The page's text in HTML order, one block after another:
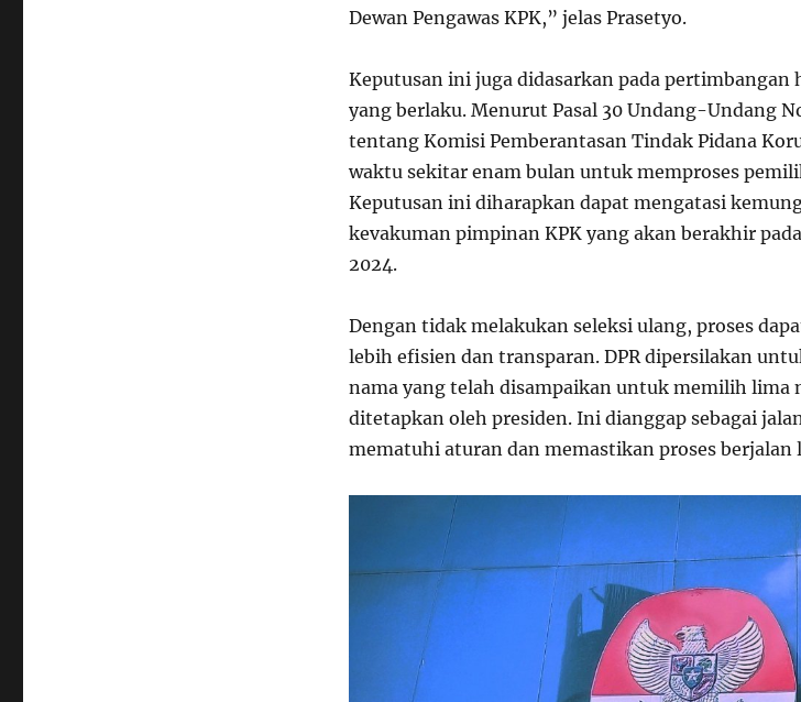
Dewan Pengawas KPK,” jelas Prasetyo.
Keputusan ini juga didasarkan pada pertimbangan
yang berlaku. Menurut Pasal 30 Undang-Undang
tentang Komisi Pemberantasan Tindak Pidana
waktu sekitar enam bulan untuk memproses
Keputusan ini diharapkan dapat mengatasi
kevakuman pimpinan KPK yang akan berakhir
2024.
Dengan tidak melakukan seleksi ulang, proses
lebih efisien dan transparan. DPR dipersilakan
nama yang telah disampaikan untuk memilih lima
ditetapkan oleh presiden. Ini dianggap sebagai
mematuhi aturan dan memastikan proses berjalan